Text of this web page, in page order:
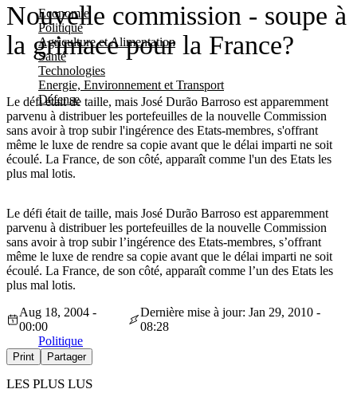
Economie
Politique
Agriculture et Alimentation
Santé
Technologies
Energie, Environnement et Transport
Défense
Nouvelle commission - soupe à
la grimace pour la France?
Le défi était de taille, mais José Durão Barroso est apparemment
parvenu à distribuer les portefeuilles de la nouvelle Commission
sans avoir à trop subir l'ingérence des Etats-membres, s'offrant
même le luxe de rendre sa copie avant que le délai imparti ne soit
écoulé. La France, de son côté, apparaît comme l'un des Etats les
plus mal lotis.
Le défi était de taille, mais José Durão Barroso est apparemment
parvenu à distribuer les portefeuilles de la nouvelle Commission
sans avoir à trop subir l’ingérence des Etats-membres, s’offrant
même le luxe de rendre sa copie avant que le délai imparti ne soit
écoulé. La France, de son côté, apparaît comme l’un des Etats les
plus mal lotis.
Aug 18, 2004 -
00:00
Dernière mise à jour: Jan 29, 2010 -
08:28
Politique
Print Partager
LES PLUS LUS